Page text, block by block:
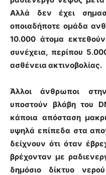
Αλλά δεν έχει
οποιαδήποτε ομάδα
10.000 άτομα
συνέχεια, περίπου
ασθένεια ακτινοβολίας.
Άλλοι άνθρωποι
υποστούν βλάβη του
κάποια απόσταση
υψηλά επίπεδα στα
δείχνουν ότι όταν
βρέχονταν με
δημόσιο δίκτυο